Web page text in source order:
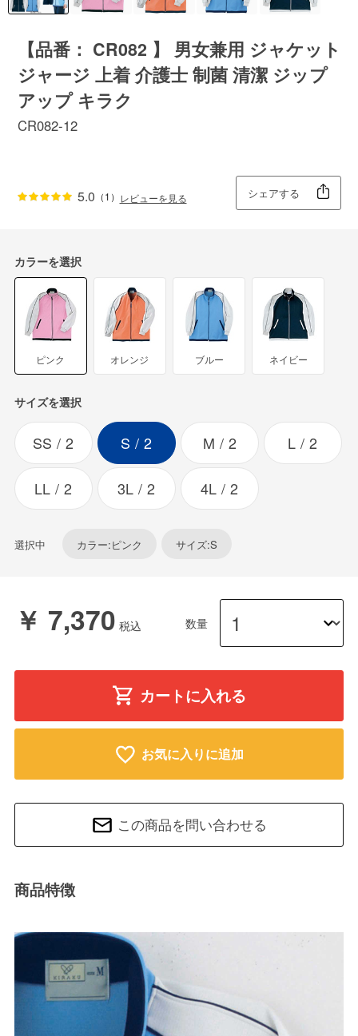
【品番： CR082 】 男女兼用 ジャケット
ジャージ 上着 介護士 制菌 清潔 ジップ
アップ キラク
CR082-12
5.0 （1） レビューを見る シェアする
カラーを選択
ピンク オレンジ ブルー ネイビー
サイズを選択
SS 2 S 2 M 2 L 2
LL 2 3L 2 4L 2
選択中 カラー:ピンク サイズ:S
￥ 7,370 数量
カートに入れる
お気に入りに追加
この商品を問い合わせる
商品特徴